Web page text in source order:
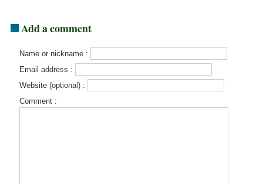
Add a comment
Name or nickname :
Email address :
Website (optional) :
Comment :